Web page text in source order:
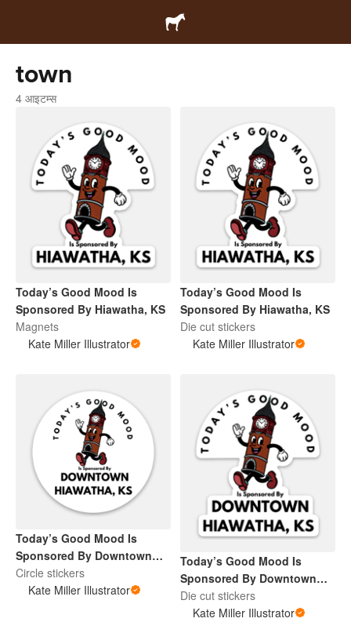
town
4 आइटम्स
Today’s Good Mood Is
Sponsored By Hiawatha, KS
Magnets
Kate Miller Illustrator
Today’s Good Mood Is
Sponsored By Hiawatha, KS
Die cut stickers
Kate Miller Illustrator
Today’s Good Mood Is
Sponsored By Downtown
Hiawatha, KS
Circle stickers
Kate Miller Illustrator
Today’s Good Mood Is
Sponsored By Downtown
Hiawatha, KS
Die cut stickers
Kate Miller Illustrator